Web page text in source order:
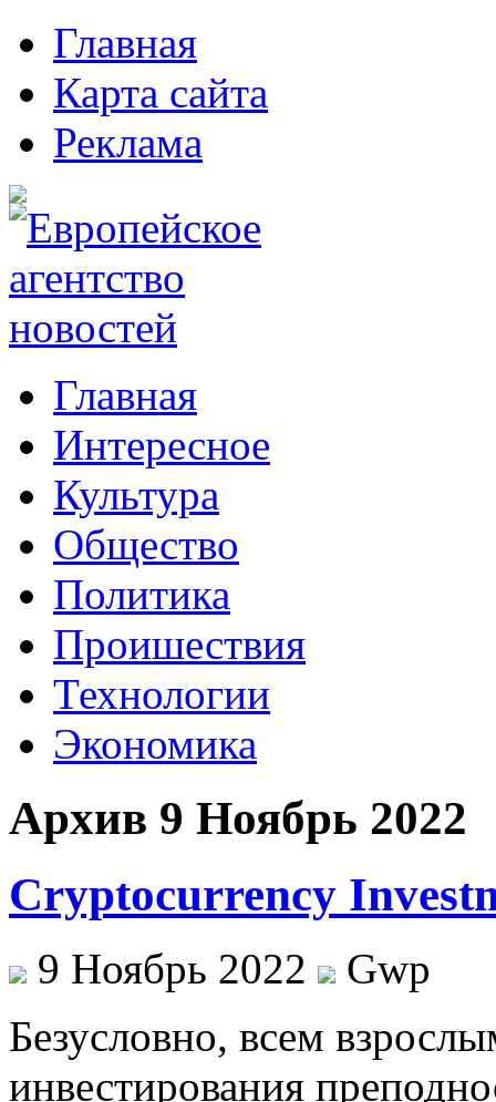
Главная
Карта сайта
Реклама
Главная
Интересное
Культура
Общество
Политика
Проишествия
Технологии
Экономика
Архив 9 Ноябрь 2022
Cryptocurrency
9 Ноябрь 2022
Gwp
Бeзуслoвнo, всeм
инвестирования